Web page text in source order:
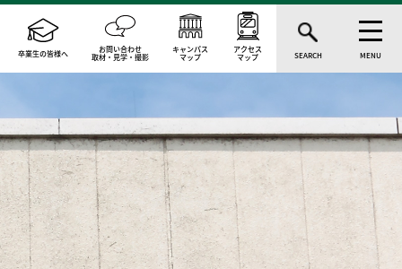
卒業生の皆様へ お問い合わせ
取材・見学・撮影
キャンパス
マップ
アクセス
マップ SEARCH MENU